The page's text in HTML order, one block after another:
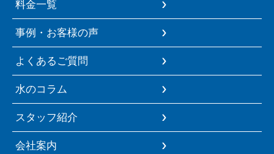
料金一覧
事例・お客様の声
よくあるご質問
水のコラム
スタッフ紹介
会社案内